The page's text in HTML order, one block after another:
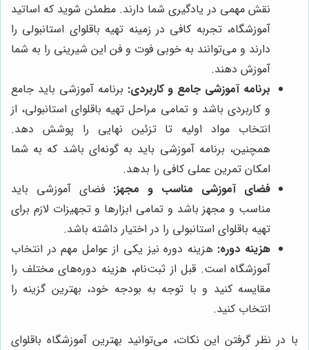
نقش مهمی در یادگیری شما دارند. مطمئن شوید که اساتید
آموزشگاه، تجربه کافی در زمینه تهیه باقلوای استانبولی را
دارند و می‌توانند به خوبی فوت و فن این شیرینی را به شما
آموزش دهند.
برنامه آموزشی جامع و کاربردی: برنامه آموزشی باید جامع
و کاربردی باشد و تمامی مراحل تهیه باقلوای استانبولی، از
انتخاب مواد اولیه تا تزئین نهایی را پوشش دهد.
همچنین، برنامه آموزشی باید به گونه‌ای باشد که به شما
امکان تمرین عملی کافی را بدهد.
فضای آموزشی مناسب و مجهز: فضای آموزشی باید
مناسب و مجهز باشد و تمامی ابزارها و تجهیزات لازم برای
تهیه باقلوای استانبولی را در اختیار داشته باشد.
هزینه دوره: هزینه دوره نیز یکی از عوامل مهم در انتخاب
آموزشگاه است. قبل از ثبت‌نام، هزینه دوره‌های مختلف را
مقایسه کنید و با توجه به بودجه خود، بهترین گزینه را
انتخاب کنید.
با در نظر گرفتن این نکات، می‌توانید بهترین آموزشگاه باقلوای